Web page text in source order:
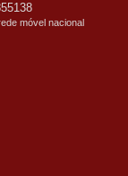
móvel nacional